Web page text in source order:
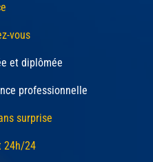
vous
et diplômée
professionnelle
surprise
24h/24